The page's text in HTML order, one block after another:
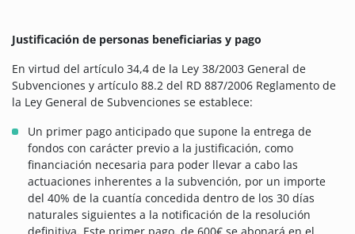
Justificación de personas beneficiarias y pago
En virtud del artículo 34,4 de la Ley 38/2003 General de
Subvenciones y artículo 88.2 del RD 887/2006 Reglamento de
la Ley General de Subvenciones se establece:
Un primer pago anticipado que supone la entrega de
fondos con carácter previo a la justificación, como
financiación necesaria para poder llevar a cabo las
actuaciones inherentes a la subvención, por un importe
del 40% de la cuantía concedida dentro de los 30 días
naturales siguientes a la notificación de la resolución